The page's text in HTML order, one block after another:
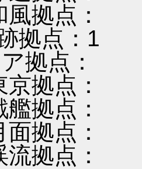
点：
拠点：1
拠点：
点：
点：
点：
点：